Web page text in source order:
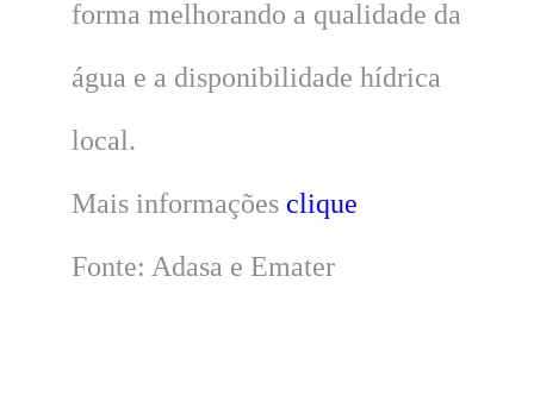
forma melhorando a qualidade da
água e a disponibilidade hídrica
local.
Mais informações clique
Fonte: Adasa e Emater